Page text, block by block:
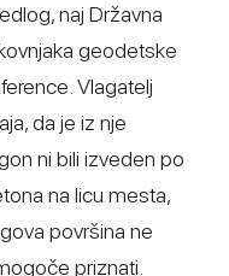
naj Državna
geodetske
Vlagatelj
da je iz nje
ni bili izveden po
na licu mesta,
površina ne
priznati.